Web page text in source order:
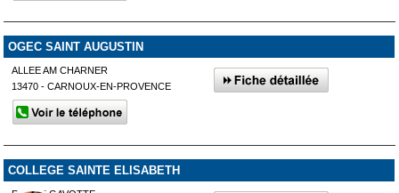
OGEC SAINT AUGUSTIN
ALLEE AM CHARNER
13470 - CARNOUX-EN-PROVENCE
COLLEGE SAINTE ELISABETH